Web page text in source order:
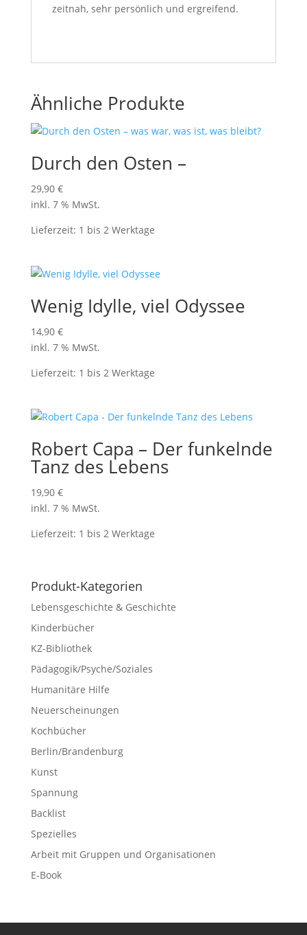
zeitnah, sehr persönlich und ergreifend.
Ähnliche Produkte
Durch den Osten –
29,90 €
inkl. 7 % MwSt.
Lieferzeit: 1 bis 2 Werktage
Wenig Idylle, viel Odyssee
14,90 €
inkl. 7 % MwSt.
Lieferzeit: 1 bis 2 Werktage
Robert Capa – Der funkelnde
Tanz des Lebens
19,90 €
inkl. 7 % MwSt.
Lieferzeit: 1 bis 2 Werktage
Produkt-Kategorien
Lebensgeschichte & Geschichte
Kinderbücher
KZ-Bibliothek
Pädagogik/Psyche/Soziales
Humanitäre Hilfe
Neuerscheinungen
Kochbücher
Berlin/Brandenburg
Kunst
Spannung
Backlist
Spezielles
Arbeit mit Gruppen und Organisationen
E-Book